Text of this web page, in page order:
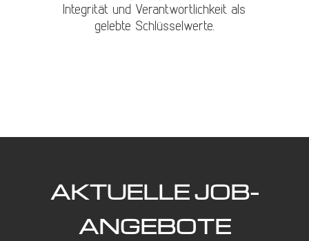
Integrität und Verantwortlichkeit als
gelebte Schlüsselwerte.
AKTUELLE JOB-
ANGEBOTE